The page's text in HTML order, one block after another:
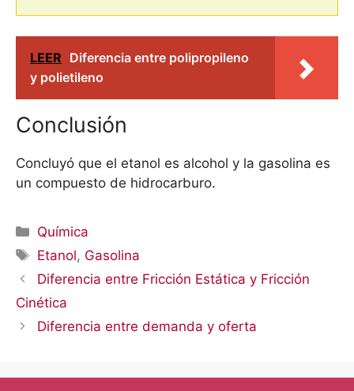
LEER Diferencia entre polipropileno
y polietileno
Conclusión
Concluyó que el etanol es alcohol y la gasolina es
un compuesto de hidrocarburo.
Categorías
Química
Etiquetas
Etanol, Gasolina
Diferencia entre Fricción Estática y Fricción
Cinética
Diferencia entre demanda y oferta